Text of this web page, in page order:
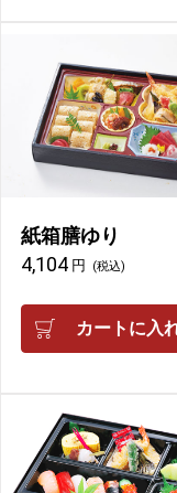
紙箱膳ゆり
4,104 円 (税込)
カートに入